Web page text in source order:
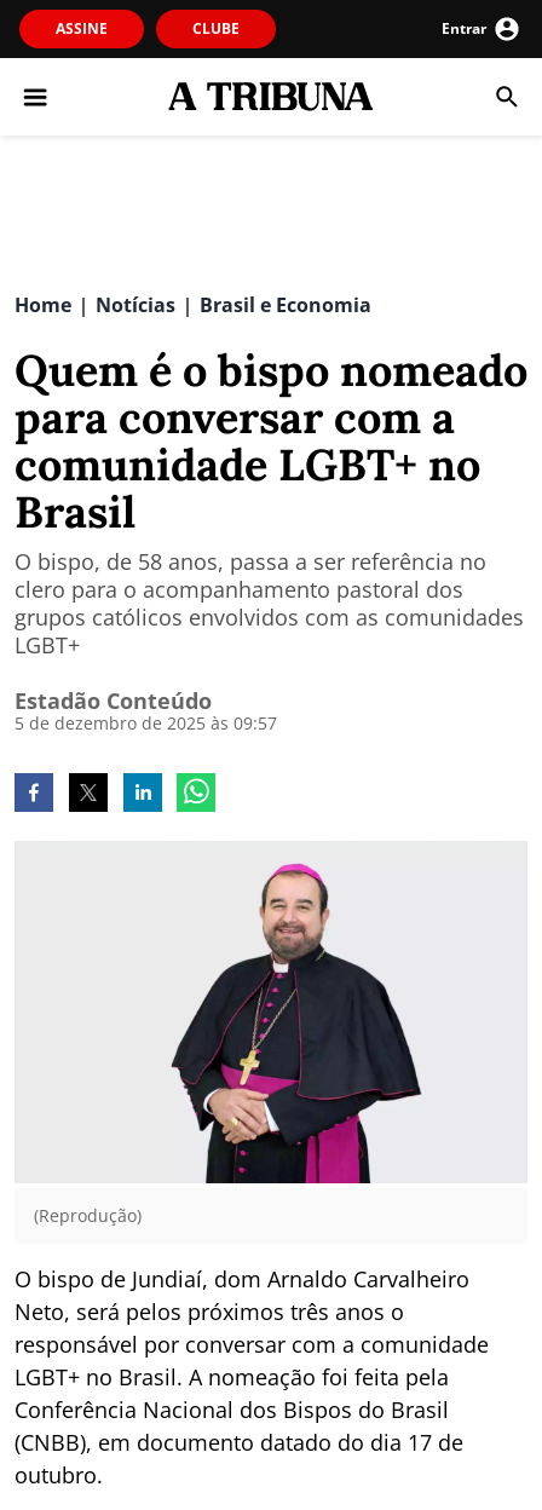
ASSINE CLUBE Entrar
Home | Notícias | Brasil e Economia
Quem é o bispo nomeado
para conversar com a
comunidade LGBT+ no
Brasil
O bispo, de 58 anos, passa a ser referência no
clero para o acompanhamento pastoral dos
grupos católicos envolvidos com as comunidades
LGBT+
Estadão Conteúdo
5 de dezembro de 2025 às 09:57
(Reprodução)
O bispo de Jundiaí, dom Arnaldo Carvalheiro
Neto, será pelos próximos três anos o
responsável por conversar com a comunidade
LGBT+ no Brasil. A nomeação foi feita pela
Conferência Nacional dos Bispos do Brasil
(CNBB), em documento datado do dia 17 de
outubro.